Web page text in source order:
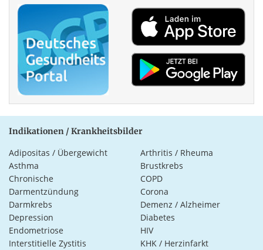
Indikationen / Krankheitsbilder
Adipositas / Übergewicht
Arthritis / Rheuma
Asthma
Brustkrebs
Chronische
Darmentzündung
COPD
Corona
Darmkrebs
Demenz / Alzheimer
Depression
Diabetes
Endometriose
HIV
Interstitielle Zystitis
KHK / Herzinfarkt